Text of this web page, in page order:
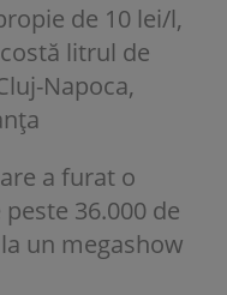
de 10 lei/l,
litrul de
Napoca,
a furat o
36.000 de
un megashow